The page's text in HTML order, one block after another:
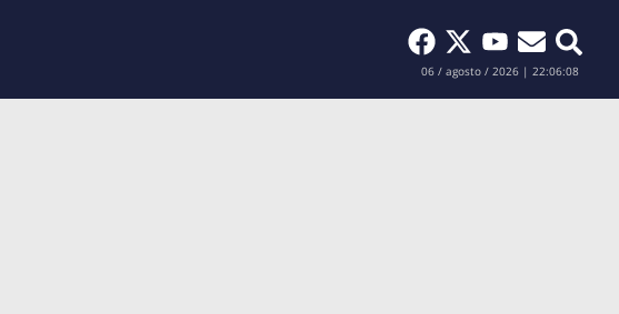
Buscar
06 / agosto / 2026 | 22:06:10